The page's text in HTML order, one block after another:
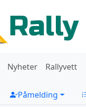
Nyheter Rallyvett
Påmelding